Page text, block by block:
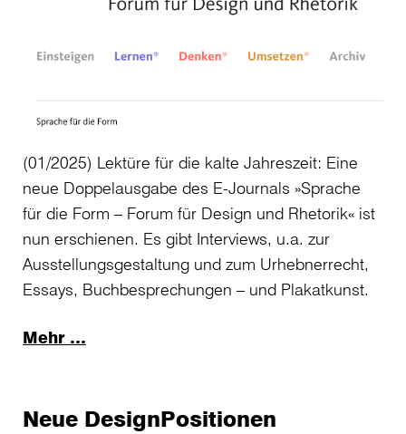
(01/2025) Lektüre für die kalte Jahreszeit: Eine
neue Doppelausgabe des E-Journals »Sprache
für die Form – Forum für Design und Rhetorik« ist
nun erschienen. Es gibt Interviews, u.a. zur
Ausstellungsgestaltung und zum Urhebnerrecht,
Essays, Buchbesprechungen – und Plakatkunst.
Mehr …
Neue DesignPositionen